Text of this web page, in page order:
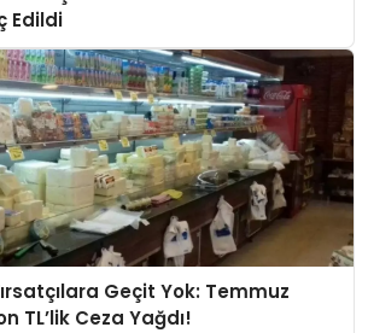
Edildi
Geçit Yok: Temmuz
TL’lik Ceza Yağdı!